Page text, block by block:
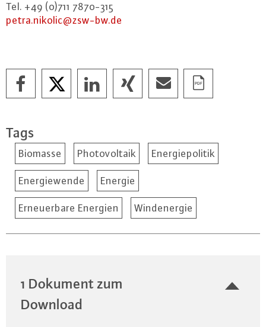
Tel. +49 (0)711 7870-315
petra.​nikolic@​zsw-​bw.​de
Tags
Biomasse Photovoltaik Energiepolitik
Energiewende Energie
Erneuerbare Energien Windenergie
1 Dokument zum
Download